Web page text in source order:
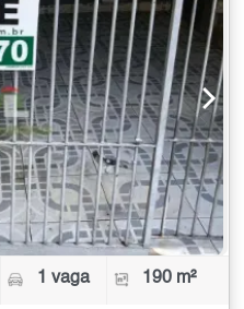
1 vaga 190 m²